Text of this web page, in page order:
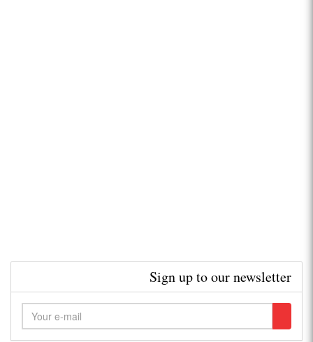
Sign up to our newsletter